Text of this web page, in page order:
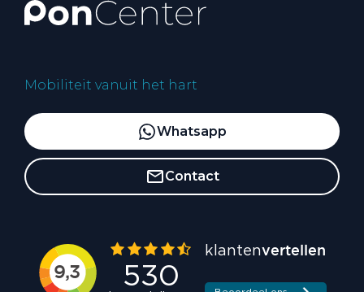
Mobiliteit vanuit het hart
Whatsapp
Contact